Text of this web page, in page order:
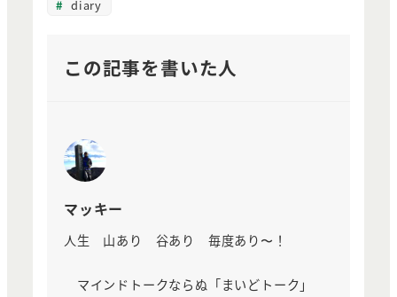
diary
この記事を書いた人
マッキー
人生 山あり 谷あり 毎度あり〜！
マインドトークならぬ「まいどトーク」